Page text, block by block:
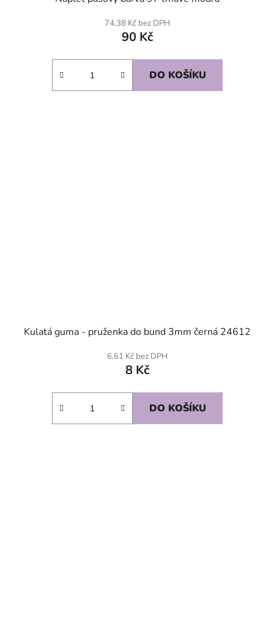
74,38 Kč bez DPH
90 Kč
DO KOŠÍKU
Kulatá guma - pruženka do bund 3mm černá 24612
6,61 Kč bez DPH
8 Kč
DO KOŠÍKU